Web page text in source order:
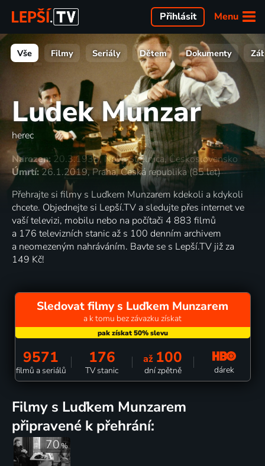
Menu
Přihlásit
Vše Filmy Seriály Dětem Dokumenty
Ludek Munzar
herec
Narozen: 20.3.1933, Nova Strelnica, Československo
Úmrtí: 26.1.2019, Praha, Česká republika (85 let)
Přehrajte si filmy s Luďkem Munzarem kdekoli a kdykoli
chcete. Objednejte si Lepší.TV a sledujte přes internet ve
vaší televizi, mobilu nebo na počítači 4 883 filmů
a 176 televizních stanic až s 100 denním archivem
a neomezeným nahráváním. Bavte se s Lepší.TV již za
149 Kč!
Sledovat filmy s Luďkem Munzarem
a k tomu bez závazku získat
9571
filmů a seriálů
176
TV stanic
až 100
dní zpětně dárek
filmy s Luďkem Munzarem
připravené k přehrání:
70%